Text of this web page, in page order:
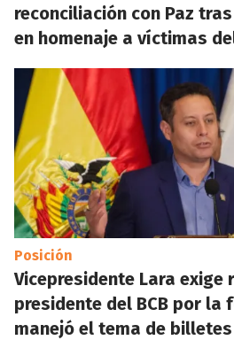
reconciliación con Paz
en homenaje a víctimas
Posición
Vicepresidente Lara exige
presidente del BCB por la
manejó el tema de